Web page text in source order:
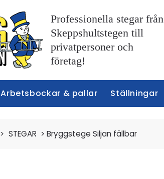
Professionella stegar från
Skeppshultstegen till
privatpersoner och
företag!
Arbetsbockar & pallar Ställningar
> STEGAR >Bryggstege Siljan fällbar